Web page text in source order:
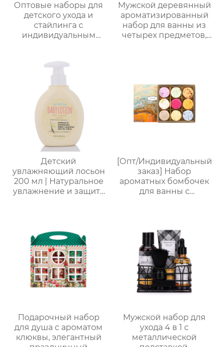
Оптовые наборы для
детского ухода и
стайлинга с
индивидуальным
｜70 мл скраб с
молочно-медовым
ароматом + 60 мл
волшебный спрей +
радужные заколки-
накладки｜Купание
весело × артефакт
костюм для
вечеринки
Мужской деревянный
ароматизированный
набор для ванны из
четырех предметов,
подарочная коробка
для ванны для
мужчин, подарок на
День отца , парню,
мужу
Детский
увлажняющий лосьон
200 мл | Натуральное
увлажнение и защита
кожи | Легкая
свежесть на весь день
| Летний must-have
без липкости
[Опт/Индивидуальный
заказ] Набор
ароматных бомбочек
для ванны с
маслами |
Разноцветные
варианты (лаванда/
роза/кокос-мята и др.)
| Подарочные наборы
для отелей и SPA
Подарочный набор
для душа с ароматом
клюквы, элегантный
Мужской набор для
ухода 4 в 1 с
металлической